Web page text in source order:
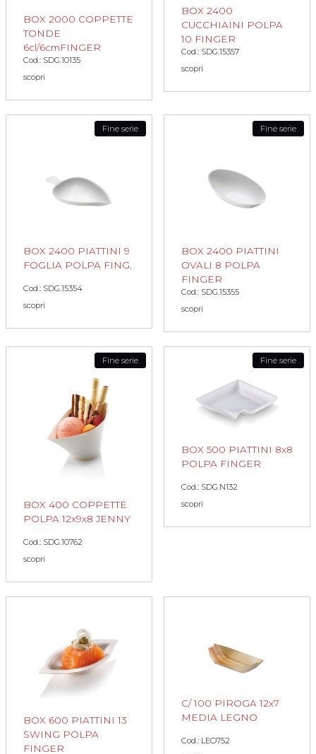
BOX 2000 COPPETTE
TONDE
6cl/6cmFINGER
Cod.: SDG.10135
scopri
BOX 2400
CUCCHIAINI POLPA
10 FINGER
Cod.: SDG.15357
scopri
Fine serie
BOX 2400 PIATTINI 9
FOGLIA POLPA FING.
Cod.: SDG.15354
scopri
Fine serie
BOX 2400 PIATTINI
OVALI 8 POLPA
FINGER
Cod.: SDG.15355
scopri
Fine serie
BOX 400 COPPETTE
POLPA 12x9x8 JENNY
Cod.: SDG.10762
scopri
Fine serie
BOX 500 PIATTINI 8x8
POLPA FINGER
Cod.: SDG.N132
scopri
BOX 600 PIATTINI 13
SWING POLPA
FINGER
C/ 100 PIROGA 12x7
MEDIA LEGNO
Cod.: LEO752